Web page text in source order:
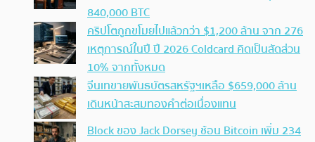
840,000 BTC
คริปโตถูกขโมยไปแล้วกว่า $1,200 ล้าน จาก 276
เหตุการณ์ในปี ปี 2026 Coldcard คิดเป็นสัดส่วน
10% จากทั้งหมด
จีนเทขายพันธบัตรสหรัฐฯเหลือ $659,000 ล้าน
เดินหน้าสะสมทองคำต่อเนื่องแทน
Block ของ Jack Dorsey ช้อน Bitcoin เพิ่ม 234